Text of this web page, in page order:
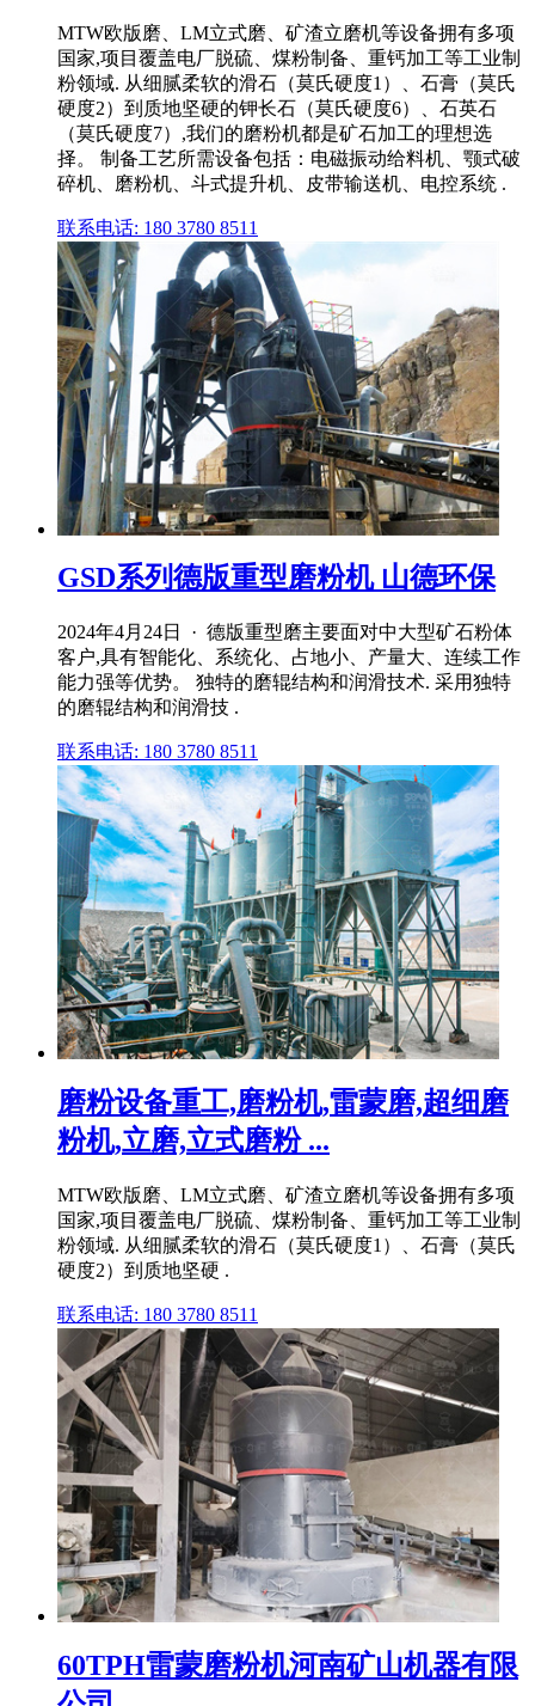
MTW欧版磨、LM立式磨、矿渣立磨机等设备拥有多项
国家,项目覆盖电厂脱硫、煤粉制备、重钙加工等工业制
粉领域. 从细腻柔软的滑石（莫氏硬度1）、石膏（莫氏
硬度2）到质地坚硬的钾长石（莫氏硬度6）、石英石
（莫氏硬度7）,我们的磨粉机都是矿石加工的理想选
择。 制备工艺所需设备包括：电磁振动给料机、颚式破
碎机、磨粉机、斗式提升机、皮带输送机、电控系统 .
联系电话: 180 3780 8511
GSD系列德版重型磨粉机 山德环保
2024年4月24日 · 德版重型磨主要面对中大型矿石粉体
客户,具有智能化、系统化、占地小、产量大、连续工作
能力强等优势。 独特的磨辊结构和润滑技术. 采用独特
的磨辊结构和润滑技 .
联系电话: 180 3780 8511
磨粉设备重工,磨粉机,雷蒙磨,超细磨
粉机,立磨,立式磨粉 ...
MTW欧版磨、LM立式磨、矿渣立磨机等设备拥有多项
国家,项目覆盖电厂脱硫、煤粉制备、重钙加工等工业制
粉领域. 从细腻柔软的滑石（莫氏硬度1）、石膏（莫氏
硬度2）到质地坚硬 .
联系电话: 180 3780 8511
60TPH雷蒙磨粉机河南矿山机器有限